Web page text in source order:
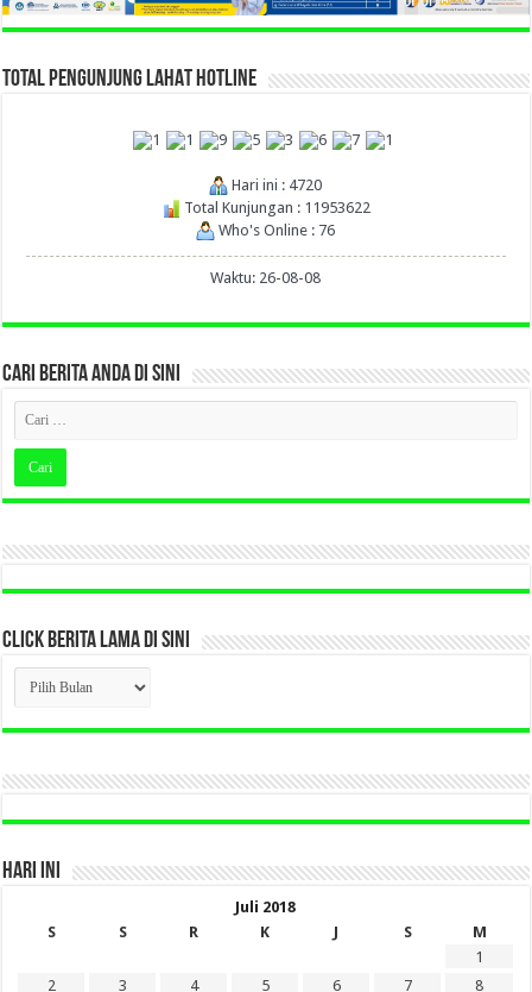
TOTAL PENGUNJUNG LAHAT HOTLINE
Hari ini : 4720
Total Kunjungan : 11953622
Who's Online : 76
Waktu: 26-08-08
CARI BERITA ANDA DI SINI
CLICK BERITA LAMA DI SINI
CLICK
BERITA
LAMA
DI
HARI INI
Juli 2018
S
S R K J S
M
1
2
3 4 5 6 7
8